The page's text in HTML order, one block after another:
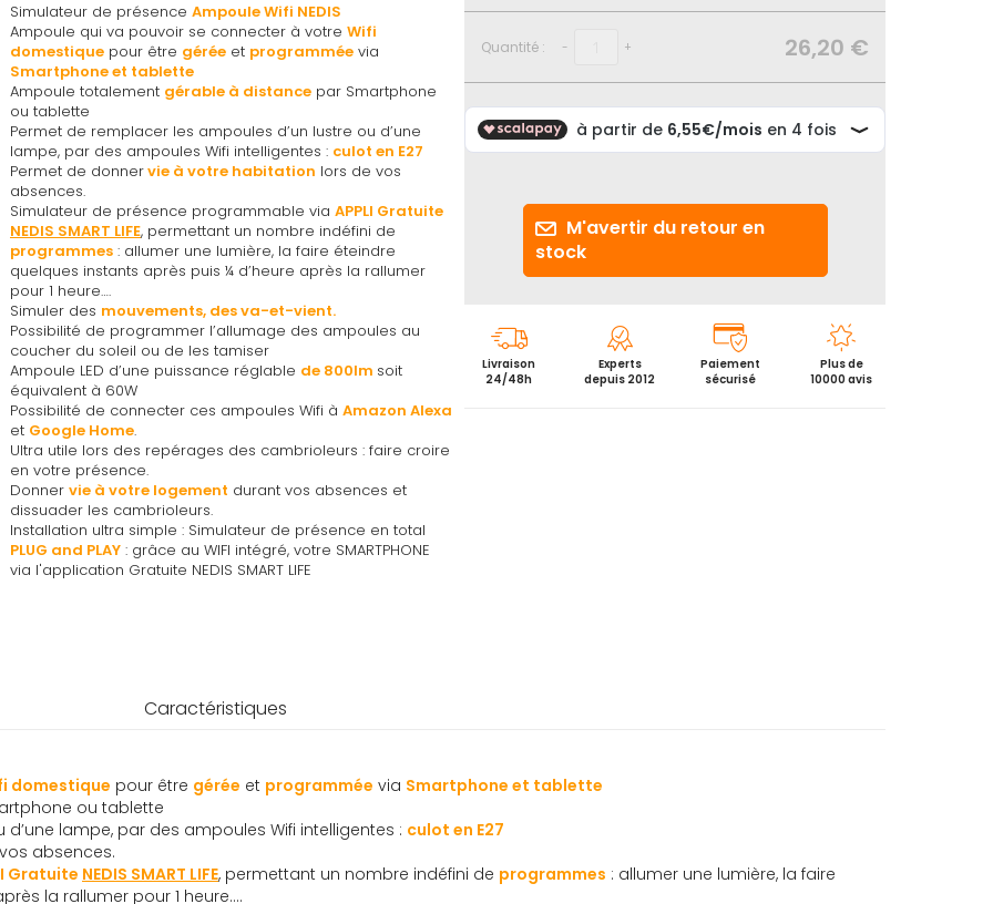
mes
favoris
comparateur
Simulateur de présence Ampoule Wifi NEDIS
Ampoule qui va pouvoir se connecter à votre Wifi
domestique pour être gérée et programmée via
Smartphone et tablette
Ampoule totalement gérable à distance par Smartphone
ou tablette
Permet de remplacer les ampoules d’un lustre ou d’une
lampe, par des ampoules Wifi intelligentes : culot en E27
Permet de donnervie à votre habitation lors de vos
absences.
Simulateur de présence programmable via APPLI Gratuite
NEDIS SMART LIFE, permettant un nombre indéfini de
programmes : allumer une lumière, la faire éteindre
quelques instants après puis ¼ d’heure après la rallumer
pour 1 heure….
Simuler des mouvements, des va-et-vient.
Possibilité de programmer l’allumage des ampoules au
coucher du soleil ou de les tamiser
Ampoule LED d’une puissance réglable de 800lm soit
équivalent à 60W
Possibilité de connecter ces ampoules Wifi à Amazon Alexa
et Google Home.
Ultra utile lors des repérages des cambrioleurs : faire croire
en votre présence.
Donner vie à votre logement durant vos absences et
dissuader les cambrioleurs.
Installation ultra simple : Simulateur de présence en total
PLUG and PLAY : grâce au WIFI intégré, votre SMARTPHONE
via l'application Gratuite NEDIS SMART LIFE
Quantité : - + 26,20 €
M'avertir du retour en
stock
Livraison
24/48h
Experts
depuis 2012
Paiement
sécurisé
Plus de
10000 avis
Caractéristiques
domestique pour être gérée et programmée via Smartphone et tablette
ou tablette
lampe, par des ampoules Wifi intelligentes : culot en E27
absences.
Gratuite NEDIS SMART LIFE, permettant un nombre indéfini de programmes : allumer une lumière, la faire
la rallumer pour 1 heure….